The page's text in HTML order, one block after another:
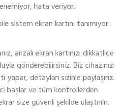
hata veriyor.
sistem ekran kartını tanımıyor.
arızalı ekran kartınızı dikkatlice
gönderebilirsiniz. Biz cihazınızı
yapar, detayları sizinle paylaşırız.
başlar ve tüm kontrollerden
size güvenli şekilde ulaştırılır.